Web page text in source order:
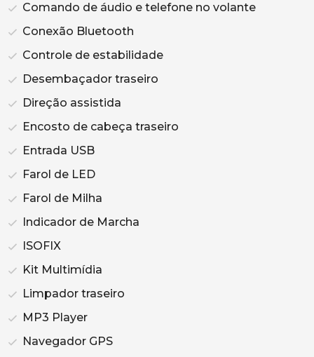
Comando de áudio e telefone no volante
Conexão Bluetooth
Controle de estabilidade
Desembaçador traseiro
Direção assistida
Encosto de cabeça traseiro
Entrada USB
Farol de LED
Farol de Milha
Indicador de Marcha
ISOFIX
Kit Multimídia
Limpador traseiro
MP3 Player
Navegador GPS